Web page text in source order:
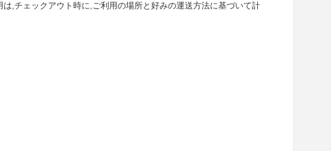
,チェックアウト時に,ご利用の場所と好みの運送方法に基づいて計